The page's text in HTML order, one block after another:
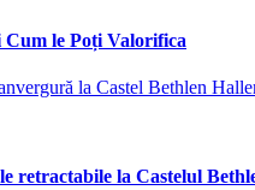
le Poți Valorifica
retractabile la Castelul